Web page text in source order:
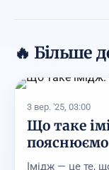
🔥 Більше
3 вер. '25, 03:00
Що таке
пояснюємо
Імідж — це те,